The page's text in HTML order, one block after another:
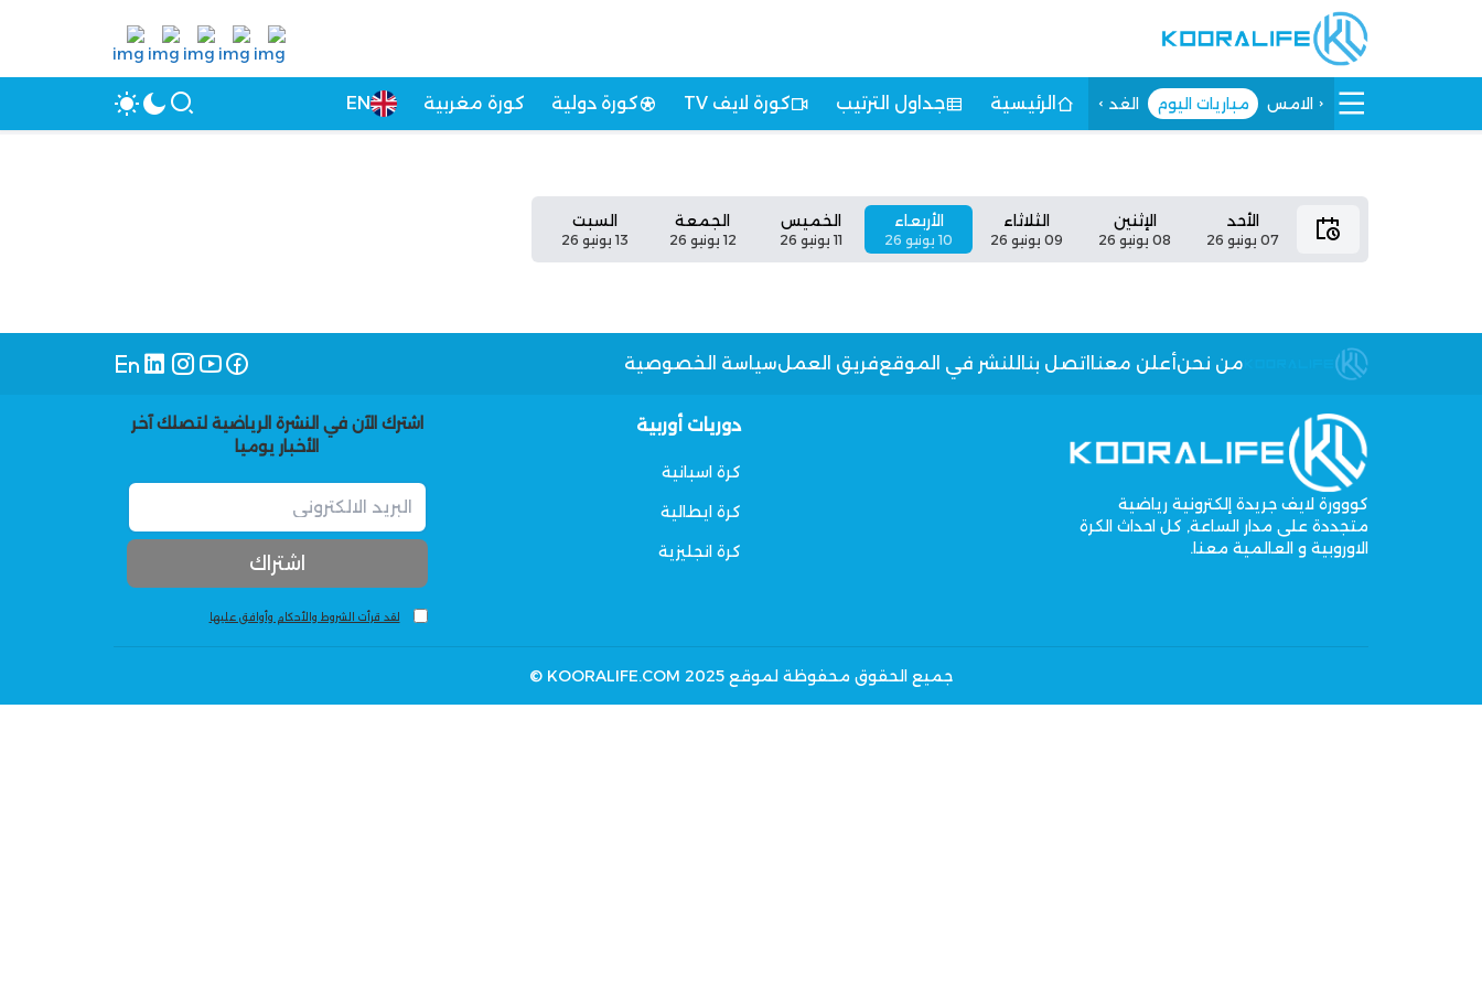
الامس مباريات اليوم الغد الرئيسية جداول الترتيب كورة لايف TV كورة دولية كورة مغربية EN
الأحد
07 يونيو 26
الإثنين
08 يونيو 26
الثلاثاء
09 يونيو 26
الأربعاء
10 يونيو 26
الخميس
11 يونيو 26
الجمعة
12 يونيو 26
السبت
13 يونيو 26
من نحنأعلن معنا اتصل بنا للنشر في الموقعفريق العملسياسة الخصوصية
كووورة لايف جريدة إلكترونية رياضية
متجددة على مدار الساعة, كل احداث الكرة
الاوروبية و العالمية معنا.
دوريات أوربية
كرة اسبانية
كرة ايطالية
كرة انجليزية
اشترك الآن في النشرة الرياضية لتصلك آخر
الأخبار يوميا
لقد قرأت الشروط والأحكام وأوافق عليها
جميع الحقوق محفوظة لموقع KOORALIFE.COM 2025 ©